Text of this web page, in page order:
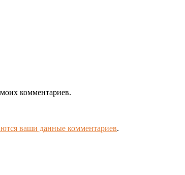
комментариев.
ваши данные комментариев.